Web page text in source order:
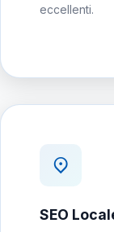
eccellenti.
SEO